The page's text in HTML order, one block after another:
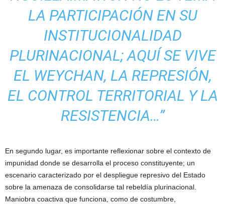
LA PARTICIPACIÓN EN SU
INSTITUCIONALIDAD
PLURINACIONAL; AQUÍ SE VIVE
EL WEYCHAN, LA REPRESIÓN,
EL CONTROL TERRITORIAL Y LA
RESISTENCIA…”
En segundo lugar, es importante reflexionar sobre el contexto de
impunidad donde se desarrolla el proceso constituyente; un
escenario caracterizado por el despliegue represivo del Estado
sobre la amenaza de consolidarse tal rebeldía plurinacional.
Maniobra coactiva que funciona, como de costumbre,